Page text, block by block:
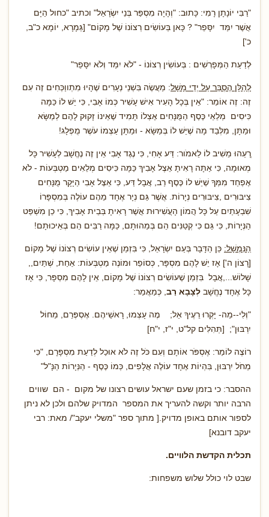
"רַבִּי יוֹנָתָן רָמִי: כָּתוּב: "וְהָיָה מִסְפַּר בְּנֵי יִשְׂרָאֵל" וכתיב "כחול הַיָּם
אֲשֶׁר יִמַּד יִסָּפֵר" ? כָּאן בְּעוֹשִׂים רְצוֹנוֹ שֶׁל מָקוֹם" [גְּמָרָא, יוֹמָא כ"ב,
כ']
ּלְדַעַת הַמְּפָרְשִׁים : בְּעוֹשִׂין רְצוֹנוֹ - "לֹא יִמַּד וְלֹא יִסָּפֵר"
ּלְהַלָּן הֶסְבֵּר עַל יְדֵי מָשָׁל: מַעֲשֶׂה בִּשְׁנֵי נְעָרִים שֶׁהָיוּ מִתְווַכְּחִים זֶה עִם
זֶה: זֶה אוֹמֵר: "אֵין בְּכָל הָעִיר אִישׁ עָשִׁיר כְּמוֹ אָבִי, כִּי יֵשׁ לוֹ כַּמָּה
כִּיסִים מְלֵאֵי כֶּסֶף הַמֻּנָּחִים אֶצְלוֹ תָּמִיד שֶׁאֵינוֹ זָקוּק לָהֶם לְמַשָּׂא
וּמַתָּן, מִלְּבַד מָה שֶׁיֵּשׁ לוֹ בְּמַשָּׂא - וּמַתָּן עַצְמוֹ עֹשֶׁר מֻפְלָג!
ְרֵעֵהוּ מֵשִׁיב לוֹ לֵאמֹור: דַּע אָחִי, כִּי נֶגֶד אָבִי אֵין זֶה נֶחֱשָׁב לְעָשִׁיר כָּל
מְאוּמָה, כִּי אַתָּה רָאִיתָ אֵצֶל אָבִיךְ כַּמָּה כִּיסִים מְלֵאִים מַטְבְּעוֹת - לֹא
אֶפְחַד מִמְּךָ שֶׁיֵּשׁ לוֹ כֶּסֶף רַב, אֲבָל דַּע, כִּי אֵצֶל אָבִי הַיָּקָר מֻנָּחִים
צִיבּוּרִים ,צִיבּוּרִים נְיָרוֹת. אֲשֶׁר גַּם נְיָר אֶחָד מֵהֶם עוֹלֶה בְּמִסְפָּרוֹ
שִׁבְעָתַיִם עַל כָּל הֲמוֹן הָעֲשִׁירוּת אֲשֶׁר רָאִיתָ בְּבֵית אָבִיךְ, כִּי כֵן מִשְׁפַּט
הַנְּיָרוֹת, כִּי גַּם כִּי קְטַנִּים הֵם בְּמַהוּתָם, כַּמָּה רַבִּים הֵם בְּאֵיכוּתָם!
הַנִּמְשָׁל: כֵּן הַדָּבָר בְּעַם יִשְׂרָאֵל, כִּי בִּזְמַן שֶׁאֵין עוֹשִׂים רְצוֹנוֹ שֶׁל מָקוֹם
[רָצוֹן ה'] אָז יֵשׁ לָהֶם מִסְפָּר, כְּסוֹפֵר וּמוֹנֶה מַטְבְּעוֹת: אַחַת, שְׁתַּיִם,,
שָׁלוֹשׁ...,אֲבָל בִּזְמַן שֶׁעוֹשִׂים רְצוֹנוֹ שֶׁל מָקוֹם, אֵין לָהֶם מִסְפָּר, כִּי אָז
כָּל אֶחָד נֶחֱשָׁב לְצָבָא רַב , כְּמַאֲמַר:
"וְלִי--מַה- יָּקְרוּ רֵעֶיךָ אֵל; מֶה עָצְמוּ, רָאשֵׁיהֶם. אֶסְפְּרֵם, מֵחוֹל
יִרְבּוּן"; [תְּהִלִּים קל"ט, י"ז, י"ח]
רוֹצֶה לוֹמַר: אֶסְפֹּר אוֹתָם וְעִם כֹּל זֶה לֹא אוּכַל לְדַעַת מִסְפָּרָם, "כִּי
מֵחֹל יִרְבּוּן, בִּהְיוֹת אֶחָד עוֹלֶה אֲלָפִים, כְּמוֹ כֶּסֶף - הַנְּיָרוֹת הַנָּ"ל"
ההסבר: כי בזמן שעם ישראל עושים רצונו של מקום - הם שווים
הרבה יותר וקשה להעריך את המספר המדויק שלהם ולכן לא ניתן
לספור אותם באופן מדויק.[ מתוך ספר "משלי יעקב"/ מאת: רבי
יעקב דובנא]
תכלית הקדשת הלוויים.
שבט לוי כולל שלוש משפחות: